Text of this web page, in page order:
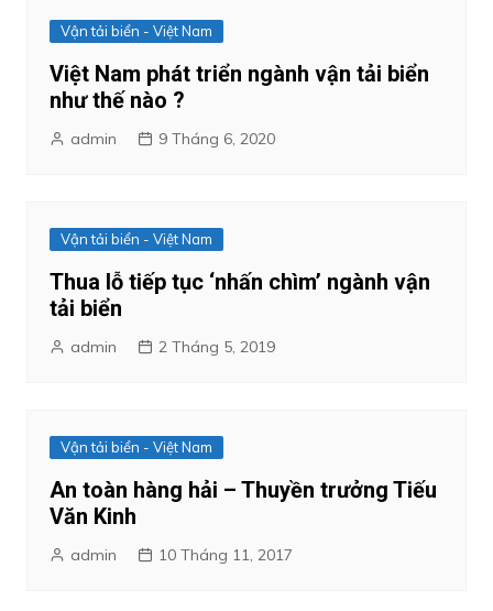
Vận tải biển - Việt Nam
Việt Nam phát triển ngành vận tải biển
như thế nào ?
admin 9 Tháng 6, 2020
Vận tải biển - Việt Nam
Thua lỗ tiếp tục ‘nhấn chìm’ ngành vận
tải biển
admin 2 Tháng 5, 2019
Vận tải biển - Việt Nam
An toàn hàng hải – Thuyền trưởng Tiếu
Văn Kinh
admin 10 Tháng 11, 2017